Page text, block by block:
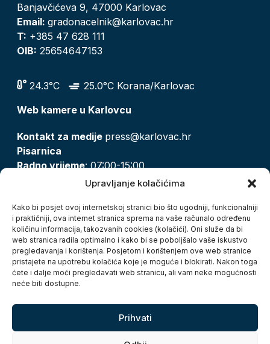
Upravljanje kolačićima
Kako bi posjet ovoj internetskoj stranici bio što ugodniji, funkcionalniji
i praktičniji, ova internet stranica sprema na vaše računalo određenu
količinu informacija, takozvanih cookies (kolačići). Oni služe da bi
web stranica radila optimalno i kako bi se poboljšalo vaše iskustvo
pregledavanja i korištenja. Posjetom i korištenjem ove web stranice
pristajete na upotrebu kolačića koje je moguće i blokirati. Nakon toga
ćete i dalje moći pregledavati web stranicu, ali vam neke mogućnosti
neće biti dostupne.
Prihvati
Banjavčićeva 9, 47000 Karlovac
Email: gradonacelnik@karlovac.hr
T: +385 47 628 111
OIB: 25654647153
24.3°C
25.0°C Korana/Karlovac
Web kamere u Karlovcu
Kontakt za medije press@karlovac.hr
Pisarnica
Radno vrijeme: 07:00-15:00
pisarnica@karlovac.hr
Zaštita osobnih podataka
Pristup informacijama
Kolačići
Izjava o pristupačnosti
Turistička zajednica grada Karlovca